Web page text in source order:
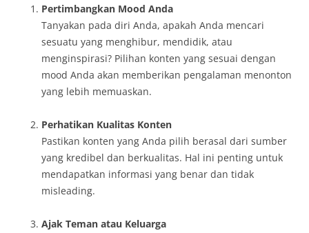
Pertimbangkan Mood Anda
Tanyakan pada diri Anda, apakah Anda mencari
sesuatu yang menghibur, mendidik, atau
menginspirasi? Pilihan konten yang sesuai dengan
mood Anda akan memberikan pengalaman menonton
yang lebih memuaskan.
Perhatikan Kualitas Konten
Pastikan konten yang Anda pilih berasal dari sumber
yang kredibel dan berkualitas. Hal ini penting untuk
mendapatkan informasi yang benar dan tidak
misleading.
Ajak Teman atau Keluarga